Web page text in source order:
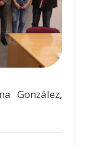
González,